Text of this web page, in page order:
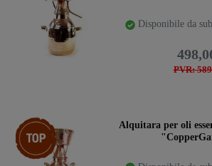
Disponibile da
PVR:
Ceres::Template.storeSpecialTopAlquitara per oli